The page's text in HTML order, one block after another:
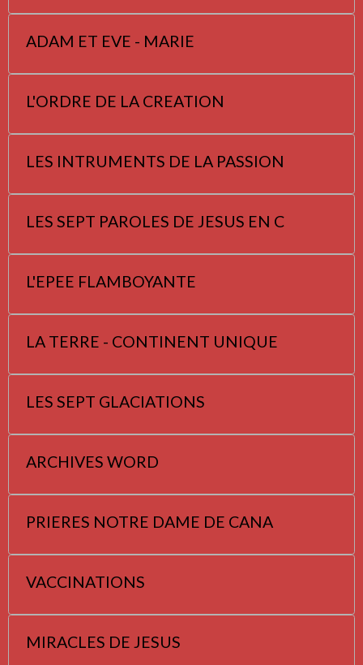
ADAM ET EVE - MARIE
L'ORDRE DE LA CREATION
LES INTRUMENTS DE LA PASSION
LES SEPT PAROLES DE JESUS EN C
L'EPEE FLAMBOYANTE
LA TERRE - CONTINENT UNIQUE
LES SEPT GLACIATIONS
ARCHIVES WORD
PRIERES NOTRE DAME DE CANA
VACCINATIONS
MIRACLES DE JESUS